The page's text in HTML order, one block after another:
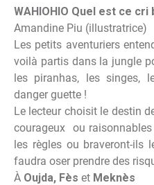
WAHIOHIO Quel est ce cri
Amandine Piu (illustratrice)
Les petits aventuriers
voilà partis dans la jungle
les piranhas, les singes,
danger guette !
Le lecteur choisit le destin
courageux ou
les règles ou braveront-ils
faudra oser prendre des
À Oujda, Fès et Meknès